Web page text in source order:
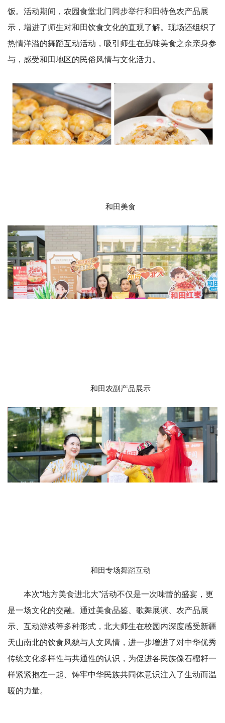
饭。活动期间，农园食堂北门同步举行和田特色农产品展
示，增进了师生对和田饮食文化的直观了解。现场还组织了
热情洋溢的舞蹈互动活动，吸引师生在品味美食之余亲身参
与，感受和田地区的民俗风情与文化活力。
和田美食
和田农副产品展示
和田专场舞蹈互动
本次“地方美食进北大”活动不仅是一次味蕾的盛宴，更
是一场文化的交融。通过美食品鉴、歌舞展演、农产品展
示、互动游戏等多种形式，北大师生在校园内深度感受新疆
天山南北的饮食风貌与人文风情，进一步增进了对中华优秀
传统文化多样性与共通性的认识，为促进各民族像石榴籽一
样紧紧抱在一起、铸牢中华民族共同体意识注入了生动而温
暖的力量。